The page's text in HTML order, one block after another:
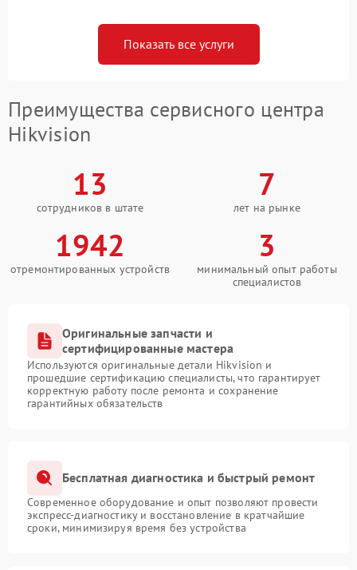
Показать все услуги
Преимущества сервисного центра
Hikvision
13
сотрудников в штате
7
лет на рынке
1942
отремонтированных устройств
3
минимальный опыт работы
специалистов
Оригинальные запчасти и
сертифицированные мастера
Используются оригинальные детали Hikvision и
прошедшие сертификацию специалисты, что гарантирует
корректную работу после ремонта и сохранение
гарантийных обязательств
Бесплатная диагностика и быстрый ремонт
Современное оборудование и опыт позволяют провести
экспресс-диагностику и восстановление в кратчайшие
сроки, минимизируя время без устройства